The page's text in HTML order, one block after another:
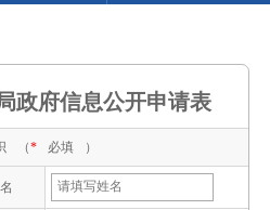
政府信息公开申请表
（* 必填 ）